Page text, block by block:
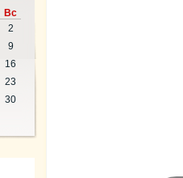
Вс
2
9
16
23
30